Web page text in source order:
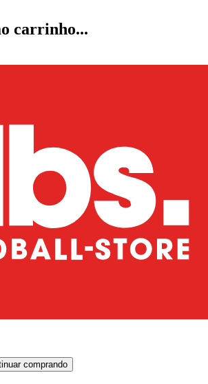
carrinho...
comprando